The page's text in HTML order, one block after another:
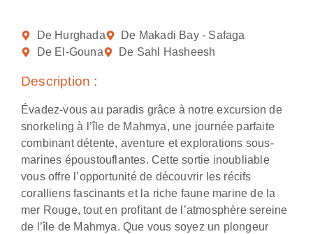
De Hurghada
De Makadi Bay - Safaga
De El-Gouna
De Sahl Hasheesh
Description :
Évadez-vous au paradis grâce à notre excursion de
snorkeling à l’île de Mahmya, une journée parfaite
combinant détente, aventure et explorations sous-
marines époustouflantes. Cette sortie inoubliable
vous offre l’opportunité de découvrir les récifs
coralliens fascinants et la riche faune marine de la
mer Rouge, tout en profitant de l’atmosphère sereine
de l’île de Mahmya. Que vous soyez un plongeur